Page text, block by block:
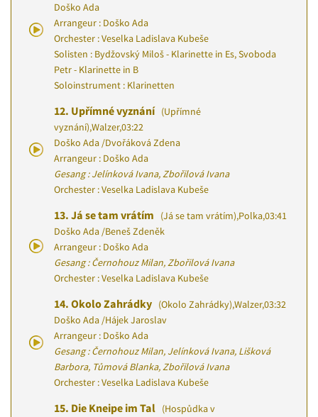
Doško Ada
Arrangeur : Doško Ada
Orchester : Veselka Ladislava Kubeše
Solisten : Bydžovský Miloš - Klarinette in Es, Svoboda
Petr - Klarinette in B
Soloinstrument : Klarinetten
12. Upřímné vyznání (Upřímné
vyznání),Walzer,03:22
Doško Ada /Dvořáková Zdena
Arrangeur : Doško Ada
Gesang : Jelínková Ivana, Zbořilová Ivana
Orchester : Veselka Ladislava Kubeše
13. Já se tam vrátím (Já se tam vrátím),Polka,03:41
Doško Ada /Beneš Zdeněk
Arrangeur : Doško Ada
Gesang : Černohouz Milan, Zbořilová Ivana
Orchester : Veselka Ladislava Kubeše
14. Okolo Zahrádky (Okolo Zahrádky),Walzer,03:32
Doško Ada /Hájek Jaroslav
Arrangeur : Doško Ada
Gesang : Černohouz Milan, Jelínková Ivana, Lišková
Barbora, Tůmová Blanka, Zbořilová Ivana
Orchester : Veselka Ladislava Kubeše
15. Die Kneipe im Tal (Hospůdka v